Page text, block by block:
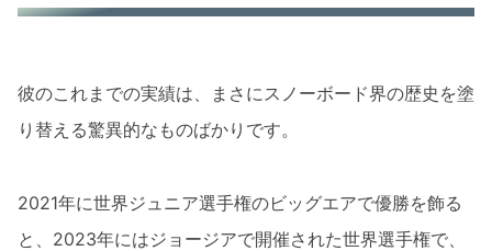
彼のこれまでの実績は、まさにスノーボード界の歴史を塗
り替える驚異的なものばかりです。
2021年に世界ジュニア選手権のビッグエアで優勝を飾る
と、2023年にはジョージアで開催された世界選手権で、